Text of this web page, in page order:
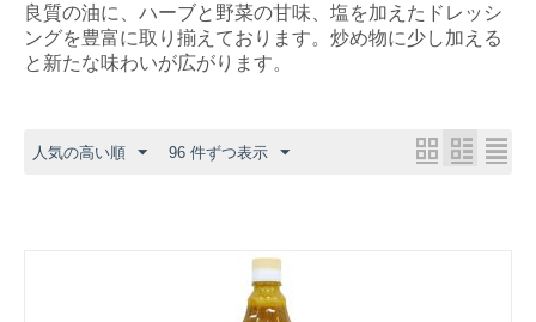
良質の油に、ハーブと野菜の甘味、塩を加えたドレッシ
ングを豊富に取り揃えております。炒め物に少し加える
と新たな味わいが広がります。
人気の高い順 96 件ずつ表示